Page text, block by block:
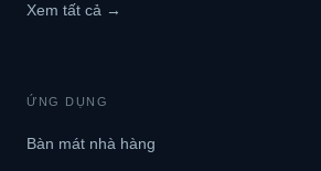
Xem tất cả →
ỨNG DỤNG
Bàn mát nhà hàng